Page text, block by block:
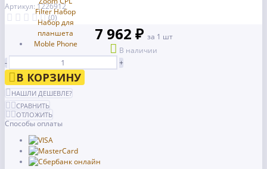
Артикул: 1226912
(0)
7 962 ₽ за 1 шт
В наличии
-
+
В КОРЗИНУ
НАШЛИ ДЕШЕВЛЕ?
СРАВНИТЬ
ОТЛОЖИТЬ
Способы оплаты